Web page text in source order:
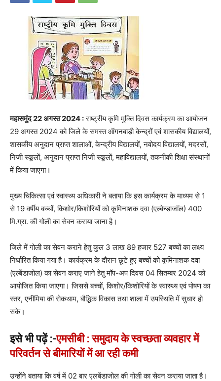
महासमुंद 22 अगस्त 2024 :राष्ट्रीय कृमि मुक्ति दिवस कार्यक्रम का आयोजन
29 अगस्त 2024 को जिले के समस्त ऑगनबाड़ी केन्द्रों एवं शासकीय विद्यालयों,
शासकीय अनुदान प्राप्त शालाओं, केन्द्रीय विद्यालयों, नवोदय विद्यालयों, मदरसों,
निजी स्कूलों, अनुदान प्राप्त निजी स्कूलों, महाविद्यालयों, तकनीकी शिक्षा संस्थानों
में किया जाएगा।
मुख्य चिकित्सा एवं स्वास्थ्य अधिकारी ने बताया कि इस कार्यक्रम के माध्यम से 1
से 19 वर्षीय बच्चों, किशोर/किशोरियों को कृमिनाशक दवा (एल्बेन्डाजॉल) 400
मि.ग्रा. की गोली का सेवन कराया जाना है।
जिले में गोली का सेवन कराने हेतु कुल 3 लाख 89 हजार 527 बच्चों का लक्ष्य
निर्धारित किया गया है। कार्यक्रम के दौरान छूटे हुए बच्चों को कृमिनाशक दवा
(एल्बेंडाजोल) का सेवन कराए जाने हेतु मॉप-अप दिवस 04 सितम्बर 2024 को
आयोजित किया जाएगा। जिससे बच्चों, किशोर/किशोरियों के स्वास्थ्य एवं पोषण का
स्तर, एनीमिया की रोकथाम, बौद्धिक विकास तथा शाला में उपस्थिति में सुधार हो
सके।
इसे भी पढ़ें :-एमसीबी : समुदाय के स्वच्छता व्यवहार में
परिवर्तन से बीमारियों में आ रही कमी
उन्होंने बताया कि वर्ष में 02 बार एलबेंडाजोल की गोली का सेवन कराया जाता है।